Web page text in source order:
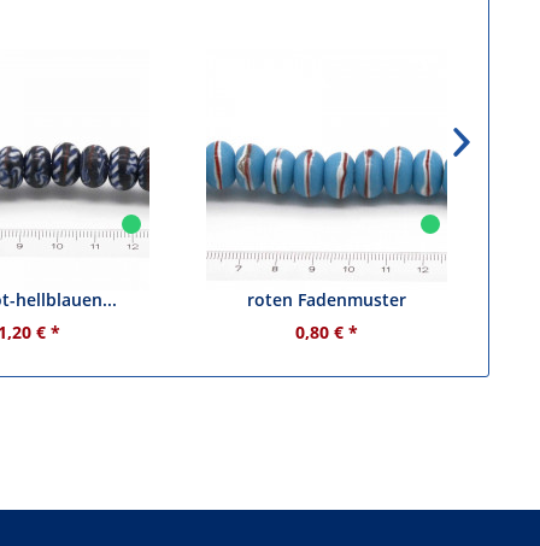
hellblauen...
1,20 € *
Glasperle - hellblau mit weiß-
roten Fadenmuster
0,80 € *